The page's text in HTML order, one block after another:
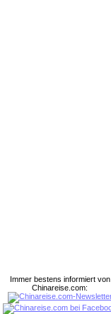
Immer bestens informiert von
Chinareise.com: